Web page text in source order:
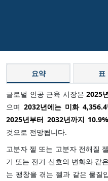
요약 표
글로벌 인공 근육 시장은 2025
으며2032년에는 미화
2025년부터 2032년까지 10.9%
것으로 전망됩니다.
고분자 젤 또는 고분자 전해질
기 또는 전기 신호의 변화와 같
는 팽창을 겪는 젤과 같은 물질